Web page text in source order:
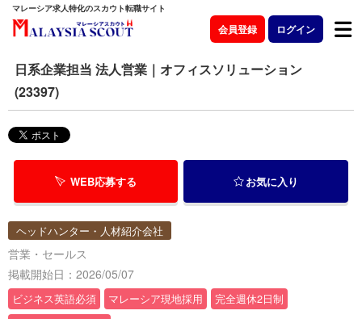
マレーシア求人特化のスカウト転職サイト
会員登録 ログイン
日系企業担当 法人営業｜オフィスソリューション
(23397)
WEB応募する お気に入り
ヘッドハンター・人材紹介会社
営業・セールス
掲載開始日：2026/05/07
ビジネス英語必須 マレーシア現地採用
完全週休2日制